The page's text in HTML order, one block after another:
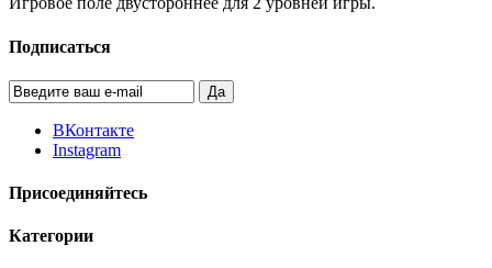
Подписаться
Да
ВКонтакте
Instagram
Присоединяйтесь
Категории